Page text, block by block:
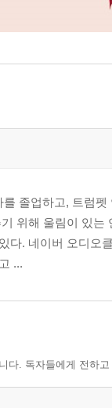
졸업하고, 트럼
위해 울림이 있는
다. 네이버 오디오
...
다. 독자들에게 전하